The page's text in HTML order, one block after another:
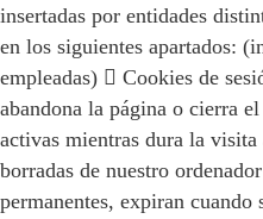
insertadas por entidades
en los siguientes apartados:
empleadas)  Cookies de
abandona la página o cierra
activas mientras dura la
borradas de nuestro
permanentes, expiran